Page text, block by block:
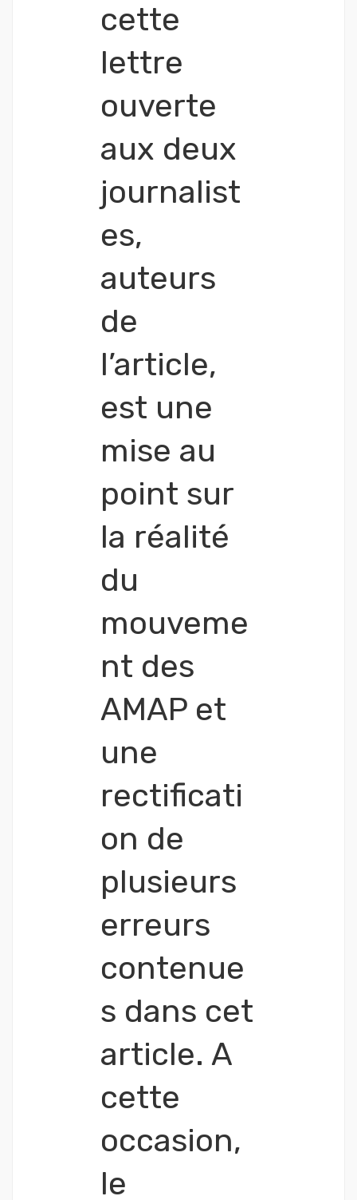
cette
lettre
ouverte
aux deux
journalist
es,
auteurs
de
l’article,
est une
mise au
point sur
la réalité
du
mouveme
nt des
AMAP et
une
rectificati
on de
plusieurs
erreurs
contenue
s dans cet
article. A
cette
occasion,
le